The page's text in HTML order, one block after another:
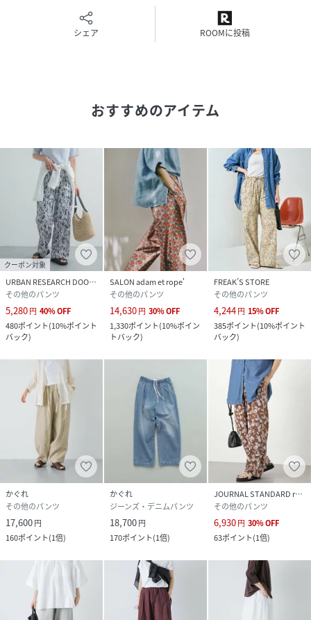
総ゴムで紐が通してあるのでお好みのウエスト位置で着用い
ただけます。
・少し長くしたい場合
【2026 Spring/Summer】【26SS】
※商品画像は、光の当たり具合やパソコンなどの閲覧環境に
より、実際の色味と異なって見える場合がございます。予め
ご了承ください。
※商品の色味の目安は、商品単体の画像をご参照ください。
▼お気に入り登録のおすすめ▼
お気に入り登録された商品は、マイページにて現在の価格情
報や在庫状況の確認が可能です。
お買い物リストの管理にぜひご利用ください。
素材感
透け感 : ややあり(GRAY×NAT, L.BLU×NAT)
伸縮性 : なし
裏地 : なし
光沢 : なし
ポケット : あり
性別タイプ レディース
原産国 日本
素材 リネン55%,綿45%
シェア ROOMに投稿
おすすめのアイテム
クーポン対象
URBAN RESEARCH DOORS
その他のパンツ
5,280円 40%OFF
480ポイント(10%ポイント
バック)
SALON adam et rope'
その他のパンツ
14,630円 30%OFF
1,330ポイント(10%ポイン
トバック)
FREAK’S STORE
その他のパンツ
4,244円 15%OFF
385ポイント(10%ポイント
バック)
かぐれ
その他のパンツ
17,600円
160ポイント(1倍)
かぐれ
ジーンズ・デニムパンツ
18,700円
170ポイント(1倍)
JOURNAL STANDARD relume
その他のパンツ
6,930円 30%OFF
63ポイント(1倍)